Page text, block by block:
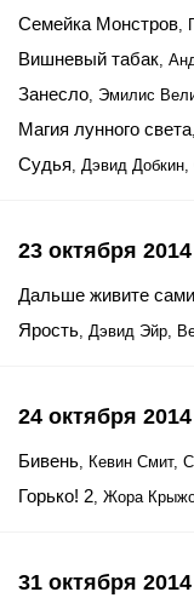
Семейка Монстров,
Вишневый табак,
Занесло, Эмилис
Магия лунного света
Судья, Дэвид
23 октября 2014
Дальше живите сами
Ярость, Дэвид Эйр,
24 октября 2014
Бивень, Кевин Смит,
Горько! 2, Жора
31 октября 2014